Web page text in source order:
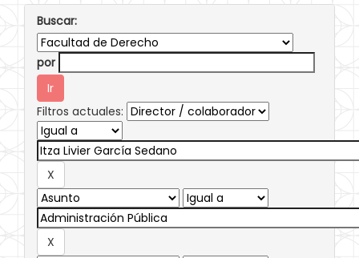
Buscar:
por
Filtros actuales: